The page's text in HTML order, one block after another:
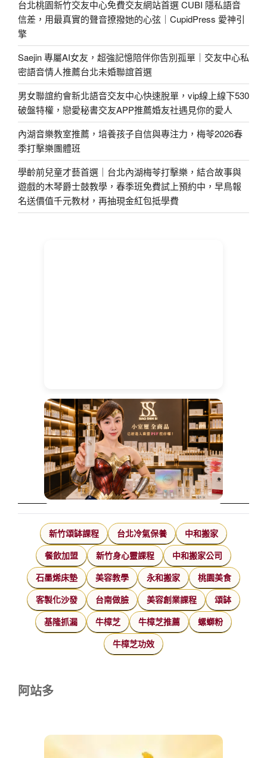
台北桃園新竹交友中心免費交友網站首選 CUBI 隱私語音
信差，用最真實的聲音撩撥她的心弦｜CupidPress 愛神引
擎
Saejin 專屬AI女友，超強記憶陪伴你告別孤單｜交友中心私
密語音情人推薦台北未婚聯誼首選
男女聯誼約會新北語音交友中心快速脫單，vip線上線下530
破盤特權，戀愛秘書交友APP推薦婚友社遇見你的愛人
內湖音樂教室推薦，培養孩子自信與專注力，梅苓2026春
季打擊樂團體班
學齡前兒童才藝首選｜台北內湖梅苓打擊樂，結合故事與
遊戲的木琴爵士鼓教學，春季班免費試上預約中，早鳥報
名送價值千元教材，再抽現金紅包抵學費
新竹頌缽課程 台北冷氣保養 中和搬家
餐飲加盟 新竹身心靈課程 中和搬家公司
石墨烯床墊 美容教學 永和搬家 桃園美食
客製化沙發 台南做臉 美容創業課程 頌缽
基隆抓漏 牛樟芝 牛樟芝推薦 螺螄粉
牛樟芝功效
阿站多